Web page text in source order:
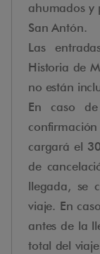
ahumados y
San Antón.
Las
Historia de
no están
En caso
cargará el
de
llegada, se
viaje. En
antes de la
total del